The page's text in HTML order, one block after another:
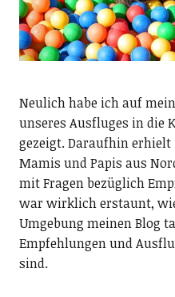
Neulich habe ich auf
unseres Ausfluges in die
gezeigt. Daraufhin
Mamis und Papis aus
mit Fragen bezüglich
war wirklich erstaunt,
Umgebung meinen Blog
Empfehlungen und
sind.